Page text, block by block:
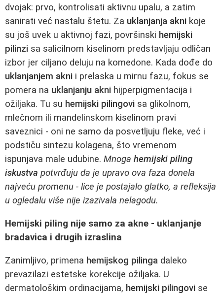
dvojak: prvo, kontrolisati aktivnu upalu, a zatim
sanirati već nastalu štetu. Za uklanjanja akni koje
su još uvek u aktivnoj fazi, površinski hemijski
pilinzi sa salicilnom kiselinom predstavljaju odličan
izbor jer ciljano deluju na komedone. Kada dođe do
uklanjanjem akni i prelaska u mirnu fazu, fokus se
pomera na uklanjanju akni hijperpigmentacija i
ožiljaka. Tu su hemijski pilingovi sa glikolnom,
mlečnom ili mandelinskom kiselinom pravi
saveznici - oni ne samo da posvetljuju fleke, već i
podstiču sintezu kolagena, što vremenom
ispunjava male udubine. Mnoga hemijski piling
iskustva potvrđuju da je upravo ova faza donela
najveću promenu - lice je postajalo glatko, a refleksija
u ogledalu više nije izazivala nelagodu.
Hemijski piling nije samo za akne - uklanjanje
bradavica i drugih izraslina
Zanimljivo, primena hemijskog pilinga daleko
prevazilazi estetske korekcije ožiljaka. U
dermatološkim ordinacijama, hemijski pilingovi se